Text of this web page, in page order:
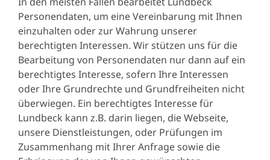
Wenn Lundbeck personenbezogene Daten verarbeitet, die
ausdrücklich darüber informieren, wie Ihre
denen personenbezogene Daten über andere Kanäle/Geräte/
lesen, wenn Sie auf den unten stehenden Link klicken.
Personal data regarding next of kin to Lundbeck employees
Personal data obtained from third parties for scientific
Personal data obtained through video surveillance at the
Personal data collected in relation to site access/guest
Personal data collected in relation to work related accidents
Personal data obtained in relation to investors’ acquisition of
Personendaten, um eine Vereinbarung mit Ihnen
einzuhalten oder zur Wahrung unserer
berechtigten Interessen. Wir stützen uns für die
Bearbeitung von Personendaten nur dann auf ein
berechtigtes Interesse, sofern Ihre Interessen
oder Ihre Grundrechte und Grundfreiheiten nicht
überwiegen. Ein berechtigtes Interesse für
Lundbeck kann z.B. darin liegen, die Webseite,
unsere Dienstleistungen, oder Prüfungen im
Zusammenhang mit Ihrer Anfrage sowie die